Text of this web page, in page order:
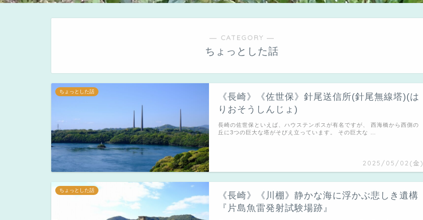
― CATEGORY ―
ちょっとした話
ちょっとした話
《長崎》《佐世保》針尾送信所(針尾無線塔)(は
りおそうしんじょ)
2025/05/02(金)
長崎の佐世保といえば、ハウステンボスが有名ですが、 西海橋から西側の
丘に3つの巨大な塔がそびえ立っています。 その巨大な …
ちょっとした話
《長崎》《川棚》静かな海に浮かぶ悲しき遺構
『片島魚雷発射試験場跡』